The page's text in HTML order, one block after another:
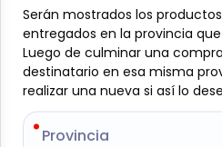
$1313
Especificaciones
-
Serán mostrados los
entregados en la provincia
Luego de culminar una
destinatario en esa misma
realizar una nueva si así lo
Provincia
Serán mostrados los
entregados en la provincia
Luego de culminar una
destinatario en esa misma
realizar una nueva si así lo
Provincia